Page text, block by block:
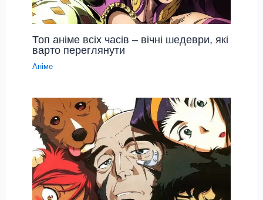
Топ аніме всіх часів – вічні шедеври, які
варто переглянути
Аніме